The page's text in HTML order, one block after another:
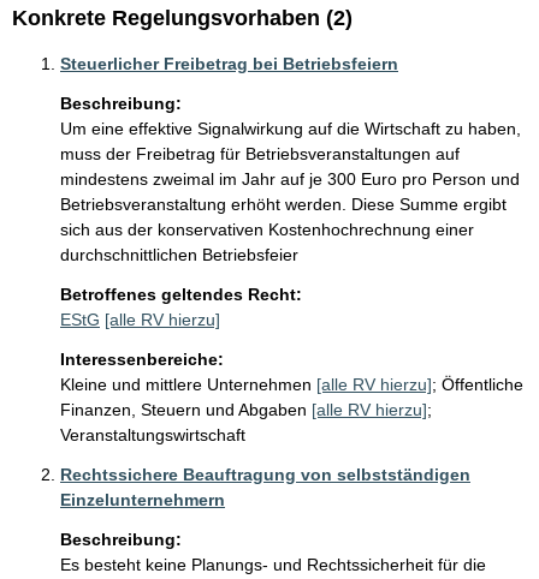
Konkrete Regelungsvorhaben (2)
Steuerlicher Freibetrag bei Betriebsfeiern
Beschreibung:
Um eine effektive Signalwirkung auf die Wirtschaft zu haben,
muss der Freibetrag für Betriebsveranstaltungen auf
mindestens zweimal im Jahr auf je 300 Euro pro Person und
Betriebsveranstaltung erhöht werden. Diese Summe ergibt
sich aus der konservativen Kostenhochrechnung einer
durchschnittlichen Betriebsfeier
Betroffenes geltendes Recht:
EStG [alle RV hierzu]
Interessenbereiche:
Kleine und mittlere Unternehmen [alle RV hierzu]; Öffentliche
Finanzen, Steuern und Abgaben [alle RV hierzu];
Veranstaltungswirtschaft
Rechtssichere Beauftragung von selbstständigen
Einzelunternehmern
Beschreibung:
Es besteht keine Planungs- und Rechtssicherheit für die